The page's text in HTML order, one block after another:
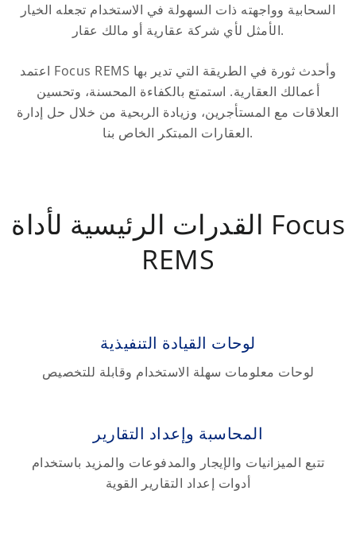
السحابية وواجهته ذات السهولة في الاستخدام تجعله الخيار
الأمثل لأي شركة عقارية أو مالك عقار.
اعتمد Focus REMS وأحدث ثورة في الطريقة التي تدير بها
أعمالك العقارية. استمتع بالكفاءة المحسنة، وتحسين
العلاقات مع المستأجرين، وزيادة الربحية من خلال حل إدارة
العقارات المبتكر الخاص بنا.
القدرات الرئيسية لأداة Focus
REMS
لوحات القيادة التنفيذية
لوحات معلومات سهلة الاستخدام وقابلة للتخصيص
المحاسبة وإعداد التقارير
تتبع الميزانيات والإيجار والمدفوعات والمزيد باستخدام
أدوات إعداد التقارير القوية